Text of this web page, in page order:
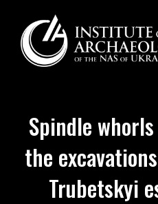
Spindle
the
Trubetskyi